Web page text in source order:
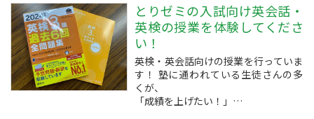
校への合格可能性を判定するために、
年間５回ほどの模擬試験を行っていま
す。
模擬試験は上記のような狙いのほか
に、テスト慣れす...
とりゼミの入試向け英会話・
英検の授業を体験してくださ
い！
英検・英会話向けの授業を行っていま
す！ 塾に通われている生徒さんの多
くが、
「成績を上げたい！」